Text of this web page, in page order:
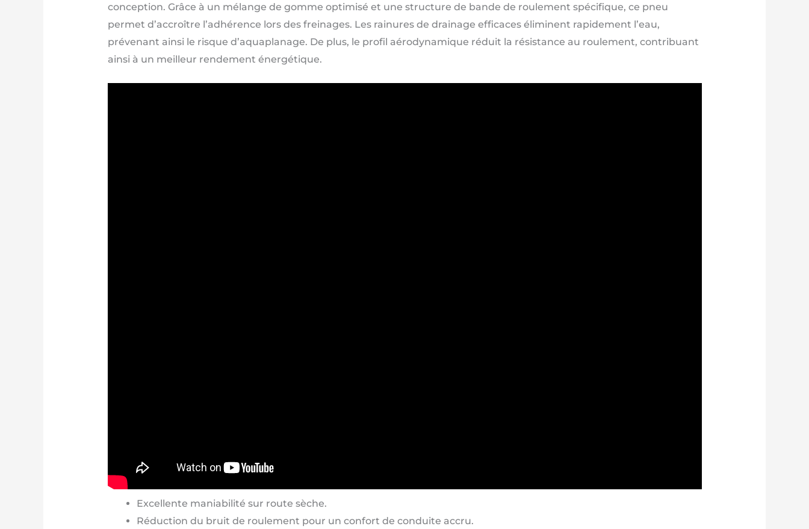
conception. Grâce à un mélange de gomme optimisé et une structure de bande de roulement spécifique, ce pneu
permet d’accroître l’adhérence lors des freinages. Les rainures de drainage efficaces éliminent rapidement l’eau,
prévenant ainsi le risque d’aquaplanage. De plus, le profil aérodynamique réduit la résistance au roulement, contribuant
ainsi à un meilleur rendement énergétique.
Excellente maniabilité sur route sèche.
Réduction du bruit de roulement pour un confort de conduite accru.